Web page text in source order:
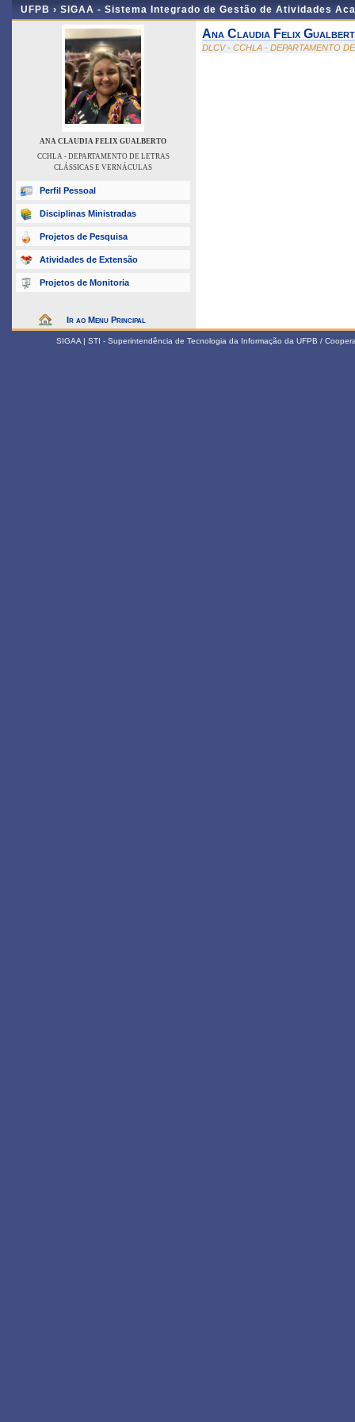
UFPB › SIGAA - Sistema Integrado de Gestão de Atividades
ANA CLAUDIA FELIX GUALBERTO
CCHLA - DEPARTAMENTO DE LETRAS
CLÁSSICAS E VERNÁCULAS
Perfil Pessoal
Disciplinas Ministradas
Projetos de Pesquisa
Atividades de Extensão
Projetos de Monitoria
Ir ao Menu Principal
Ana Claudia Felix
DLCV - CCHLA - DEPARTAMENTO
SIGAA | STI - Superintendência de Tecnologia da Informação da UFPB /